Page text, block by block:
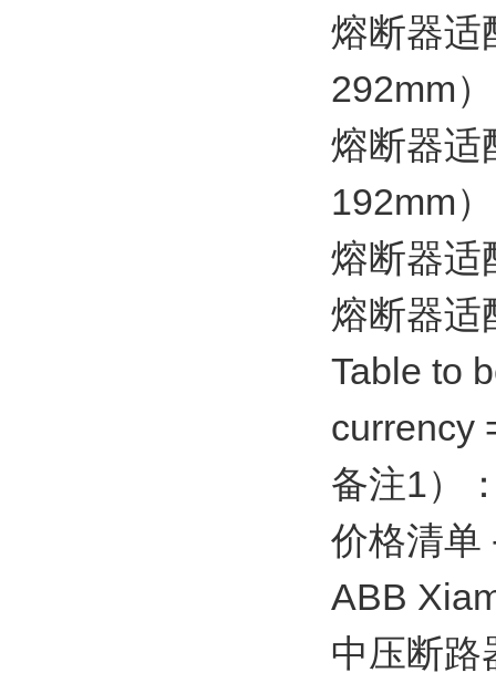
熔断器适
292mm
熔断器适
192mm
熔断器适
熔断器适
Table to
currency
备注1）
价格清单
ABB
中压断路